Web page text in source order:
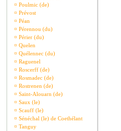
¤ Poulmic (de)
¤ Prévost
¤ Péan
¤ Pérennou (du)
¤ Périer (du)
¤ Quelen
¤ Quélennec (du)
¤ Raguenel
¤ Roscerff (de)
¤ Rosmadec (de)
¤ Rostrenen (de)
¤ Saint-Alouarn (de)
¤ Saux (le)
¤ Scauff (le)
¤ Sénéchal (le) de Coethélant
¤ Tanguy